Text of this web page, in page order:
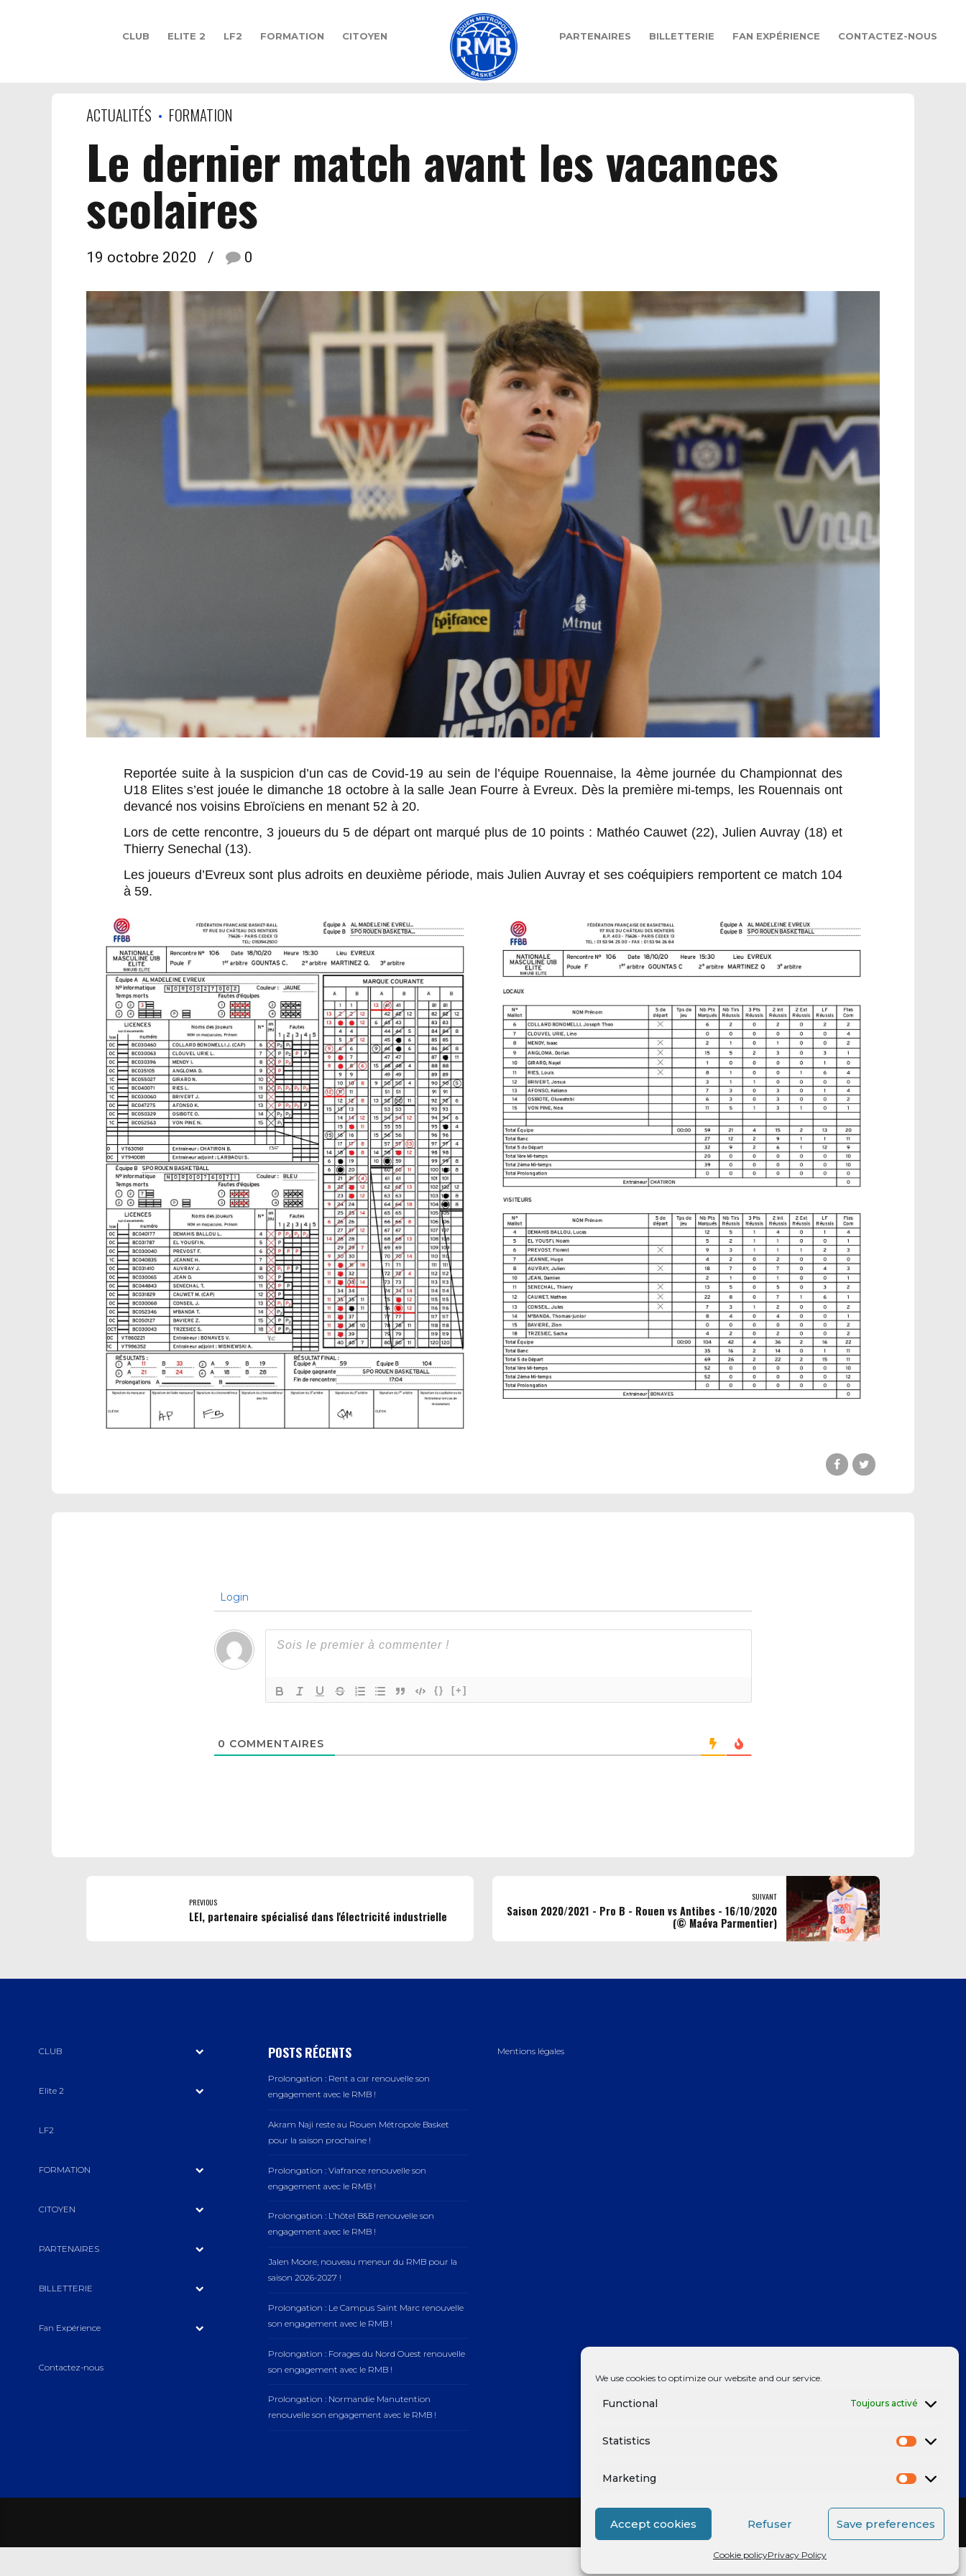
We use cookies to optimize our website and our service.
Functional Toujours activé
Statistics
Marketing
Accept cookies Refuser Save preferences
Cookie policyPrivacy Policy
CLUB ELITE 2 LF2 FORMATION CITOYEN PARTENAIRES BILLETTERIE FAN EXPÉRIENCE CONTACTEZ-NOUS
ACTUALITÉS FORMATION
Le dernier match avant les vacances
scolaires
19 octobre 2020 0
Reportée suite à la suspicion d’un cas de Covid-19 au sein de l’équipe Rouennaise, la 4ème journée du Championnat des
U18 Elites s’est jouée le dimanche 18 octobre à la salle Jean Fourre à Evreux. Dès la première mi-temps, les Rouennais ont
devancé nos voisins Ebroïciens en menant 52 à 20.
Lors de cette rencontre, 3 joueurs du 5 de départ ont marqué plus de 10 points : Mathéo Cauwet (22), Julien Auvray (18) et
Thierry Senechal (13).
Les joueurs d’Evreux sont plus adroits en deuxième période, mais Julien Auvray et ses coéquipiers remportent ce match 104
à 59.
Login
{} [+]
0 COMMENTAIRES
PREVIOUS
LEI, partenaire spécialisé dans l'électricité industrielle
SUIVANT
Saison 2020/2021 - Pro B - Rouen vs Antibes - 16/10/2020
(© Maéva Parmentier)
CLUB
Elite 2
LF2
FORMATION
CITOYEN
PARTENAIRES
BILLETTERIE
Fan Expérience
Contactez-nous
POSTS RÉCENTS
Prolongation : Rent a car renouvelle son
engagement avec le RMB !
Akram Naji reste au Rouen Métropole Basket
pour la saison prochaine !
Prolongation : Viafrance renouvelle son
engagement avec le RMB !
Prolongation : L’hôtel B&B renouvelle son
engagement avec le RMB !
Jalen Moore, nouveau meneur du RMB pour la
saison 2026-2027 !
Prolongation : Le Campus Saint Marc renouvelle
son engagement avec le RMB !
Prolongation : Forages du Nord Ouest renouvelle
son engagement avec le RMB !
Prolongation : Normandie Manutention
renouvelle son engagement avec le RMB !
Mentions légales
Mentions légales